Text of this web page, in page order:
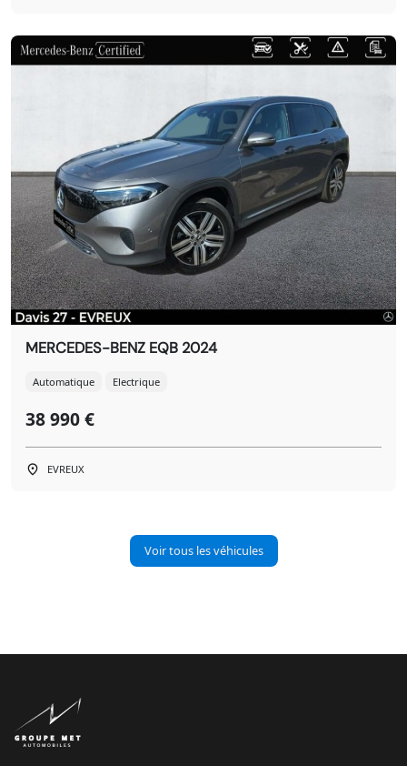
MERCEDES-BENZ EQB 2024
Automatique Electrique
38 990 €
EVREUX
Voir tous les véhicules